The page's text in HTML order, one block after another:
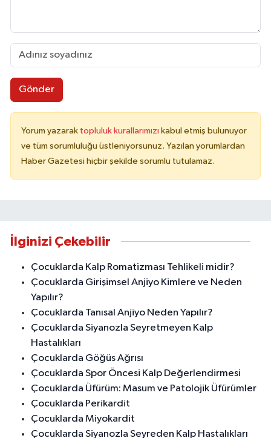
Gönder
Yorum yazarak topluluk kurallarımızı kabul etmiş bulunuyor
ve tüm sorumluluğu üstleniyorsunuz. Yazılan yorumlardan
Haber Gazetesi hiçbir şekilde sorumlu tutulamaz.
İlginizi Çekebilir
Çocuklarda Kalp Romatizması Tehlikeli midir?
Çocuklarda Girişimsel Anjiyo Kimlere ve Neden
Yapılır?
Çocuklarda Tanısal Anjiyo Neden Yapılır?
Çocuklarda Siyanozla Seyretmeyen Kalp
Hastalıkları
Çocuklarda Göğüs Ağrısı
Çocuklarda Spor Öncesi Kalp Değerlendirmesi
Çocuklarda Üfürüm: Masum ve Patolojik Üfürümler
Çocuklarda Perikardit
Çocuklarda Miyokardit
Çocuklarda Siyanozla Seyreden Kalp Hastalıkları